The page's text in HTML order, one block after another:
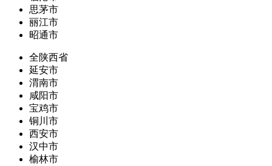
思茅市
丽江市
昭通市
全陕西省
延安市
渭南市
咸阳市
宝鸡市
铜川市
西安市
汉中市
榆林市